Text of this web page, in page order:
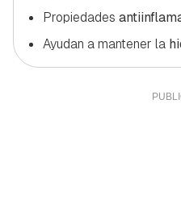
Propiedades
Ayudan a mantener la